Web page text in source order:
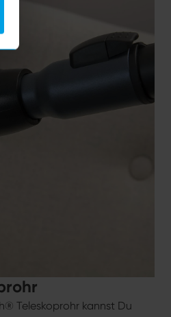
Teleskoprohr kannst Du